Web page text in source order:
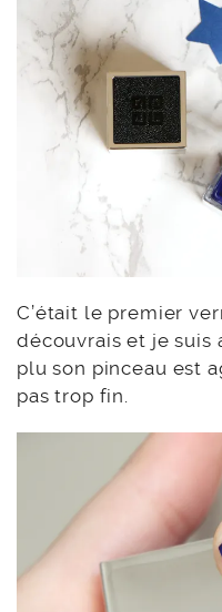
C’était le premier
découvrais et je suis
plu son pinceau est
pas trop fin.